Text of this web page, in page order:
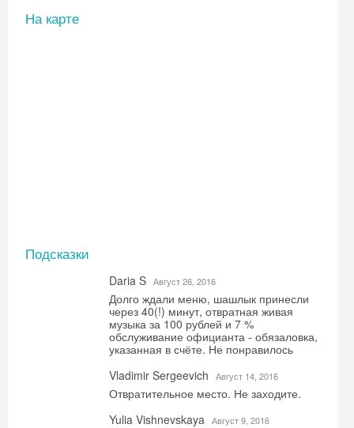
На карте
Подсказки
Daria S Август 26, 2016
Долго ждали меню, шашлык принесли
через 40(!) минут, отвратная живая
музыка за 100 рублей и 7 %
обслуживание официанта - обязаловка,
указанная в счёте. Не понравилось
Vladimir Sergeevich
Август 14, 2016
Отвратительное место. Не заходите.
Yulia Vishnevskaya Август 9, 2016